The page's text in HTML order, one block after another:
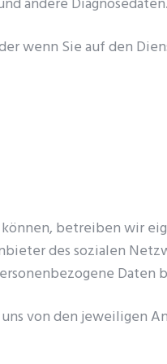
wenn Sie auf den
betreiben wir
des sozialen
Daten
von den jeweiligen